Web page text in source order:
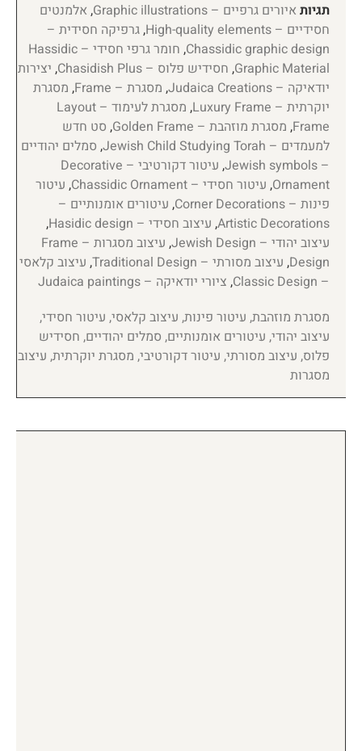
תגיות איורים גרפיים – Graphic illustrations , אלמנטים
חסידיים – High-quality elements
,גרפיקה חסידית –
Chassidic graphic design
,
חומר גרפי חסידי – Hassidic
Graphic Material
, חסידיש פלוס – Chasidish Plus , יצירות
יודאיקה – Judaica Creations
, מסגרת – Frame , מסגרת
יוקרתית – Luxury Frame
,
מסגרת לעימוד – Layout
Frame
, מסגרת מוזהבת – Golden Frame , סט חדש
למעמדים – Jewish Child Studying Torah
, סמלים יהודיים
– Jewish symbols
,
עיטור דקורטיבי – Decorative
Ornament
, עיטור חסידי – Chassidic Ornament , עיטור
פינות – Corner Decorations
, עיטורים אומנותיים –
Artistic Decorations
, עיצוב חסידי – Hasidic design
,
עיצוב יהודי – Jewish Design
,
עיצוב מסגרות – Frame
Design
, עיצוב מסורתי – Traditional Design , עיצוב קלאסי
– Classic Design
, ציורי יודאיקה – Judaica paintings
מסגרת מוזהבת, עיטור פינות, עיצוב קלאסי, עיטור חסידי,
עיצוב יהודי, עיטורים אומנותיים, סמלים יהודיים, חסידיש
פלוס, עיצוב מסורתי, עיטור דקורטיבי, מסגרת יוקרתית, עיצוב
מסגרות